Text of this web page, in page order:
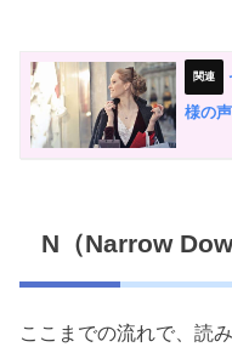
様の
N（Narrow
ここまでの流れで、読